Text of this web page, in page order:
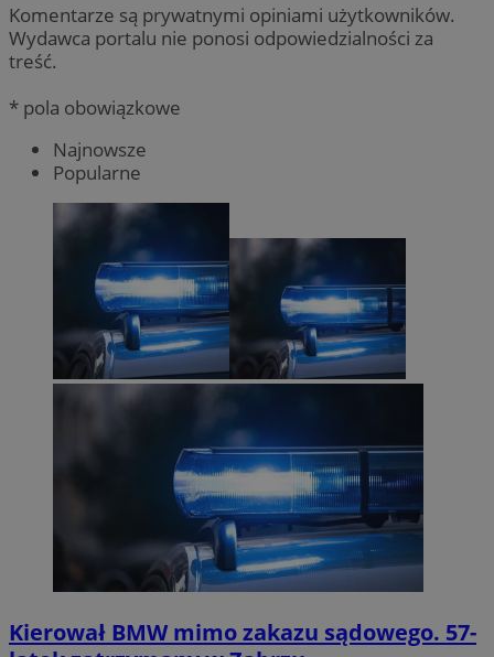
Komentarze są prywatnymi opiniami użytkowników.
Wydawca portalu nie ponosi odpowiedzialności za
treść.
* pola obowiązkowe
Najnowsze
Popularne
Kierował BMW mimo zakazu sądowego. 57-